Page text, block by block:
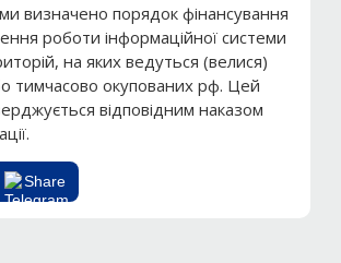
визначено порядок фінансування
роботи інформаційної системи
на яких ведуться (велися)
тимчасово окупованих рф. Цей
відповідним наказом
Share